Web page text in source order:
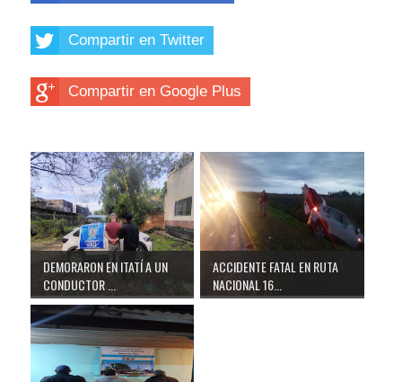
Compartir en Twitter
Compartir en Google Plus
DEMORARON EN ITATÍ A UN
CONDUCTOR ...
ACCIDENTE FATAL EN RUTA
NACIONAL 16...